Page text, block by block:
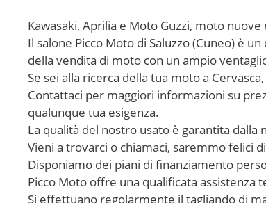
Kawasaki, Aprilia e Moto Guzzi, moto nuove
Il salone Picco Moto di Saluzzo (Cuneo) è
della vendita di moto con un ampio
Se sei alla ricerca della tua moto a
Contattaci per maggiori informazioni su
qualunque tua esigenza.
La qualità del nostro usato è garantita
Vieni a trovarci o chiamaci, saremmo felici
Disponiamo dei piani di finanziamento
Picco Moto offre una qualificata assistenza
Si effettuano regolarmente il tagliando di